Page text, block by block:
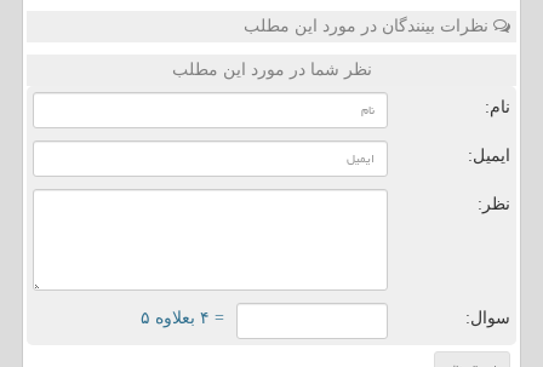
نظرات بینندگان در مورد این مطلب
نظر شما در مورد این مطلب
نام:
ایمیل:
نظر:
سوال: = ۴ بعلاوه ۵